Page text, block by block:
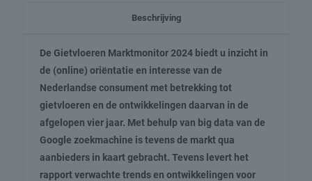
Beschrijving
De Gietvloeren Marktmonitor 2024 biedt u inzicht in
de (online) oriëntatie en interesse van de
Nederlandse consument met betrekking tot
gietvloeren en de ontwikkelingen daarvan in de
afgelopen vier jaar. Met behulp van big data van de
Google zoekmachine is tevens de markt qua
aanbieders in kaart gebracht. Tevens levert het
rapport verwachte trends en ontwikkelingen voor